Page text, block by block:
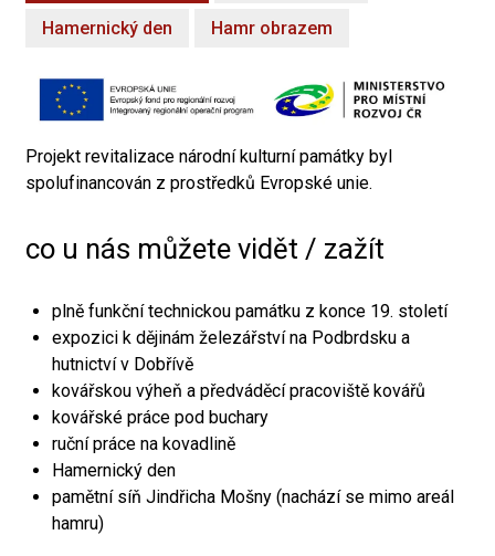
Hamernický den Hamr obrazem
Projekt revitalizace národní kulturní památky byl
spolufinancován z prostředků Evropské unie.
co u nás můžete vidět / zažít
plně funkční technickou památku z konce 19. století
expozici k dějinám železářství na Podbrdsku a
hutnictví v Dobřívě
kovářskou výheň a předváděcí pracoviště kovářů
kovářské práce pod buchary
ruční práce na kovadlině
Hamernický den
pamětní síň Jindřicha Mošny (nachází se mimo areál
hamru)